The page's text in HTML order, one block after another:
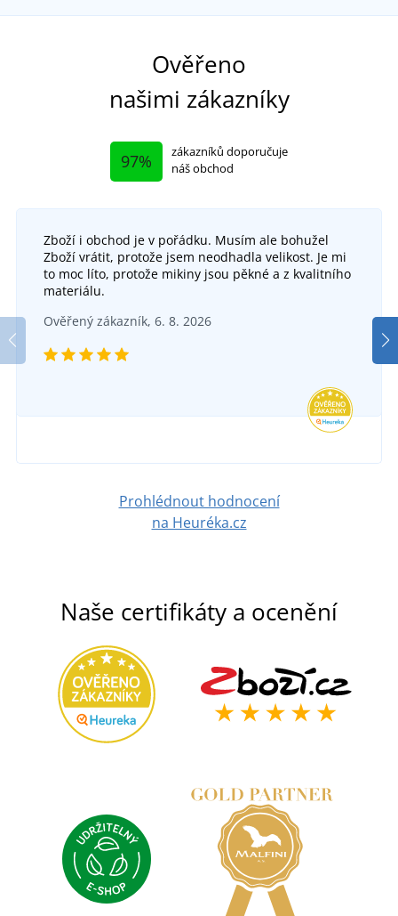
Bavlněné povlečení KVĚTINOVÁ HARMONIE
DO 6 DNŮ
v pondělí 17. 8.
Povlak na dekorační polštářek
289 Kč
Ověřeno
našimi zákazníky
97%
zákazníků doporučuje
náš obchod
Zboží i obchod je v pořádku. Musím ale bohužel
Zboží vrátit, protože jsem neodhadla velikost. Je mi
to moc líto, protože mikiny jsou pěkné a z kvalitního
materiálu.
Ověřený zákazník, 6. 8. 2026
Prohlédnout hodnocení
na Heuréka.cz
Naše certifikáty a ocenění